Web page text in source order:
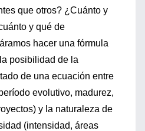
que otros? ¿Cuánto y
y qué de
hacer una fórmula
posibilidad de la
de una ecuación entre
evolutivo, madurez,
y la naturaleza de
(intensidad, áreas